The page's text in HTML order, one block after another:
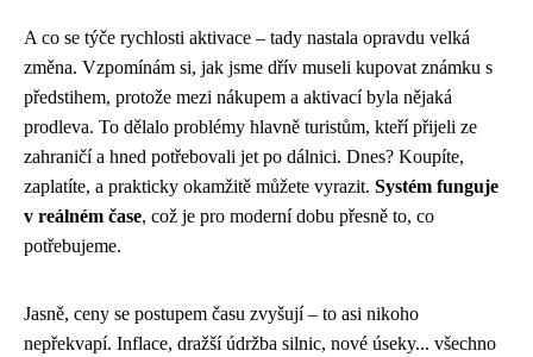
A co se týče rychlosti aktivace – tady nastala opravdu velká
změna. Vzpomínám si, jak jsme dřív museli kupovat známku s
předstihem, protože mezi nákupem a aktivací byla nějaká
prodleva. To dělalo problémy hlavně turistům, kteří přijeli ze
zahraničí a hned potřebovali jet po dálnici. Dnes? Koupíte,
zaplatíte, a prakticky okamžitě můžete vyrazit. Systém funguje
v reálném čase, což je pro moderní dobu přesně to, co
potřebujeme.
Jasně, ceny se postupem času zvyšují – to asi nikoho
nepřekvapí. Inflace, dražší údržba silnic, nové úseky... všechno